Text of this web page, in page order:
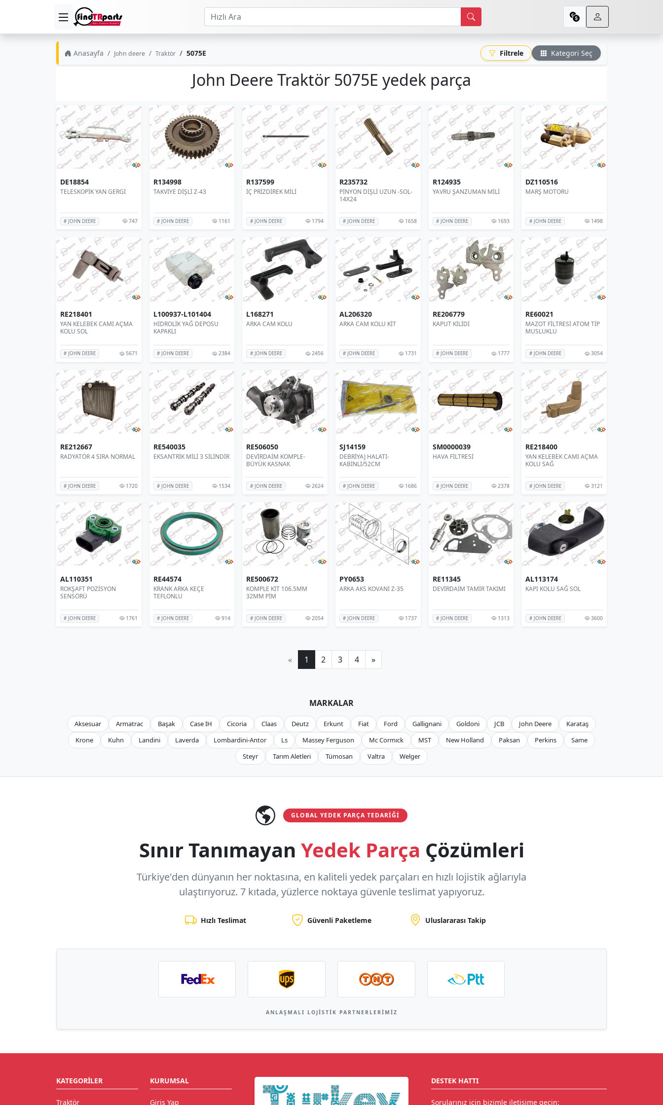
Anasayfa John deere Traktör 5075E Filtrele Kategori Seç
John Deere Traktör 5075E yedek parça
DE18854
TELESKOPİK YAN GERGİ
# JOHN DEERE 747
R134998
TAKVİYE DİŞLİ Z-43
# JOHN DEERE 1161
R137599
İÇ PRİZDİREK MİLİ
# JOHN DEERE 1794
R235732
PİNYON DİŞLİ UZUN -SOL-
14X24
# JOHN DEERE 1658
R124935
YAVRU ŞANZUMAN MİLİ
# JOHN DEERE 1693
DZ110516
MARŞ MOTORU
# JOHN DEERE 1498
RE218401
YAN KELEBEK CAMI AÇMA
KOLU SOL
# JOHN DEERE 5671
L100937-L101404
HİDROLİK YAĞ DEPOSU
KAPAKLI
# JOHN DEERE 2384
L168271
ARKA CAM KOLU
# JOHN DEERE 2456
AL206320
ARKA CAM KOLU KİT
# JOHN DEERE 1731
RE206779
KAPUT KİLİDİ
# JOHN DEERE 1777
RE60021
MAZOT FİLTRESİ ATOM TİP
MUSLUKLU
# JOHN DEERE 3054
RE212667
RADYATÖR 4 SIRA NORMAL
# JOHN DEERE 1720
RE540035
EKSANTRİK MİLİ 3 SİLİNDİR
# JOHN DEERE 1534
RE506050
DEVİRDAİM KOMPLE-
BÜYÜK KASNAK
# JOHN DEERE 2624
SJ14159
DEBRİYAJ HALATI-
KABİNLİ/52CM
# JOHN DEERE 1686
SM0000039
HAVA FİLTRESİ
# JOHN DEERE 2378
RE218400
YAN KELEBEK CAMI AÇMA
KOLU SAĞ
# JOHN DEERE 3121
AL110351
ROKŞAFT POZİSYON
SENSÖRÜ
# JOHN DEERE 1761
RE44574
KRANK ARKA KEÇE
TEFLONLU
# JOHN DEERE 914
RE500672
KOMPLE KİT 106.5MM
32MM PİM
# JOHN DEERE 2054
PY0653
ARKA AKS KOVANI Z-35
# JOHN DEERE 1737
RE11345
DEVİRDAİM TAMİR TAKIMI
# JOHN DEERE 1313
AL113174
KAPI KOLU SAĞ SOL
# JOHN DEERE 3600
« 1 2 3 4 »
MARKALAR
Aksesuar Armatrac Başak Case IH Cicoria Claas Deutz Erkunt Fiat Ford Gallignani Goldoni JCB John Deere
Karataş
Krone
Kuhn Landini Laverda Lombardini-Antor Ls Massey Ferguson Mc Cormıck MST New Holland Paksan Perkins
Same
Steyr
Tarım Aletleri Tümosan Valtra Welger
GLOBAL YEDEK PARÇA TEDARIĞI
Sınır Tanımayan Yedek Parça Çözümleri
Türkiye'den dünyanın her noktasına, en kaliteli yedek parçaları en hızlı lojistik ağlarıyla
ulaştırıyoruz. 7 kıtada, yüzlerce noktaya güvenle teslimat yapıyoruz.
Hızlı Teslimat Güvenli Paketleme Uluslararası Takip
ANLAŞMALI LOJISTIK PARTNERLERIMIZ
KATEGORILER
Traktör
KURUMSAL
Giriş Yap
DESTEK HATTI
Sorularınız için bizimle iletişime geçin: